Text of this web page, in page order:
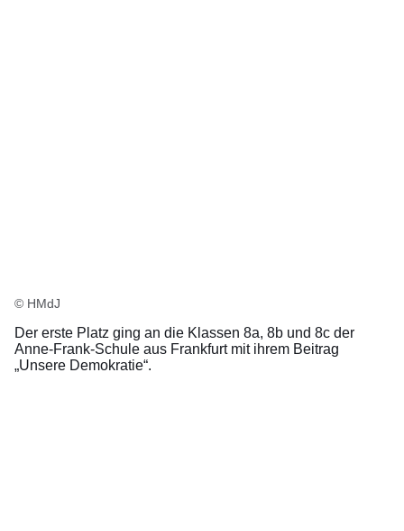
© HMdJ
Der erste Platz ging an die Klassen 8a, 8b und 8c der
Anne-Frank-Schule aus Frankfurt mit ihrem Beitrag
„Unsere Demokratie“.